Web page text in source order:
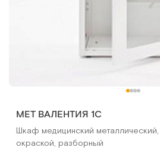
МЕТ ВАЛЕНТИЯ 1С
Шкаф медицинский металлический,
окраской, разборный